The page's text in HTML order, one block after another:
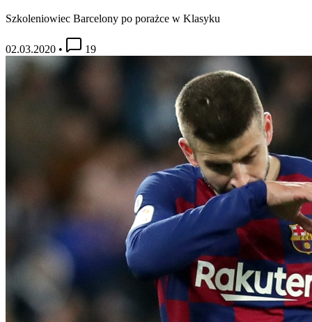
Szkoleniowiec Barcelony po porażce w Klasyku
02.03.2020 • 19